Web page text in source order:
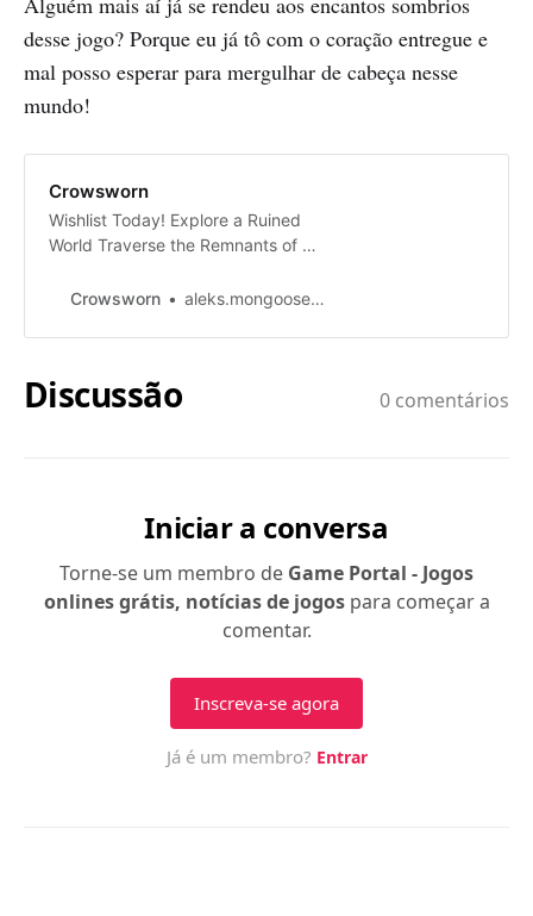
desse jogo? Porque eu já tô com o coração entregue e
mal posso esperar para mergulhar de cabeça nesse
mundo!
Crowsworn
Wishlist Today! Explore a Ruined
World Traverse the Remnants of a
oppressive world, where even the
awake from a deep slumber.
Crowsworn aleks.mongooserodeogmail.com